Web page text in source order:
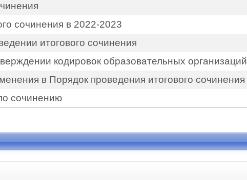
сочинения в 2022-2023
итогового сочинения
кодировок образовательных организаций
в Порядок проведения итогового сочинения
сочинению